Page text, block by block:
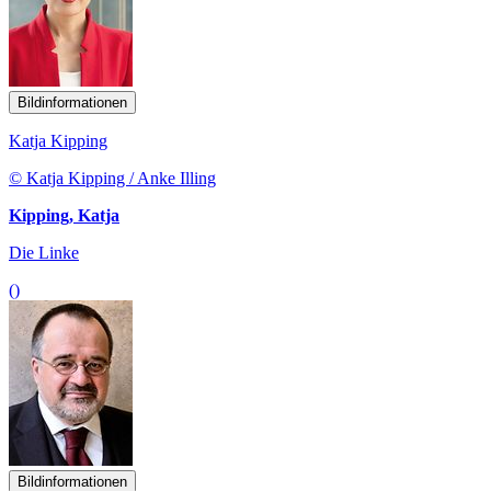
Bildinformationen
Katja Kipping
© Katja Kipping / Anke Illing
Kipping, Katja
Die Linke
()
Bildinformationen